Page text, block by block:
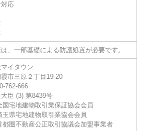
応
、一部基礎による防護処置が必要です。
イタウン
市三原２丁目19-20
762-666
臣 (3) 第8439号
国宅地建物取引業保証協会会員
玉県宅地建物取引業協会会員
都圏不動産公正取引協議会加盟事業者